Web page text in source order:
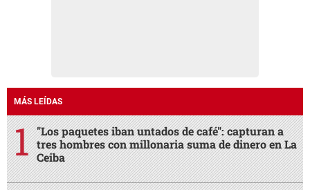
MÁS LEÍDAS
"Los paquetes iban untados de café": capturan a
tres hombres con millonaria suma de dinero en La
Ceiba